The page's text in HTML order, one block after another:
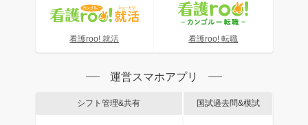
看護roo! 就活 看護roo! 転職
運営スマホアプリ
シフト管理&共有 国試過去問&模試